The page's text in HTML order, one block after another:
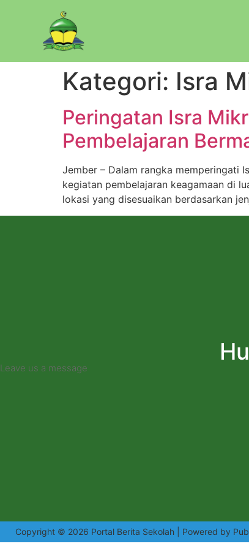
Kategori: Isra
Peringatan Isra
Pembelajaran
Jember – Dalam rangka memperingati
kegiatan pembelajaran keagamaan di
lokasi yang disesuaikan berdasarkan
Leave us a message
Copyright © 2026 Portal Berita Sekolah | Powered by